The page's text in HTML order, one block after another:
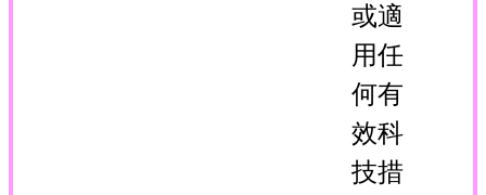
或適
用任
何有
效科
技措